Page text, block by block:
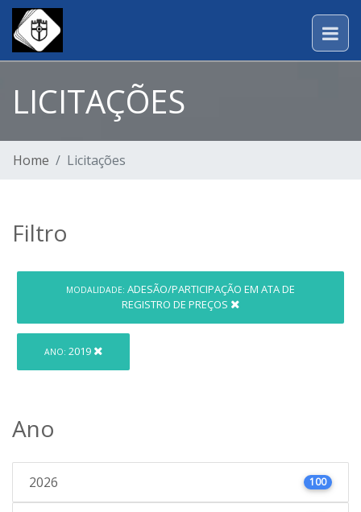
LICITAÇÕES
Home Licitações
Filtro
MODALIDADE: ADESÃO/PARTICIPAÇÃO EM ATA DE
REGISTRO DE PREÇOS
ANO: 2019
Ano
2026 100